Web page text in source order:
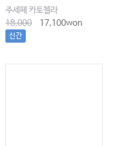
주세페 카토첼라
18,000
17,100won
신간